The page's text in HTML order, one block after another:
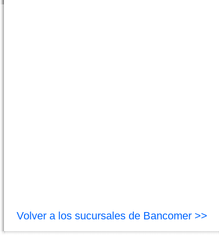
Volver a los sucursales de Bancomer >>